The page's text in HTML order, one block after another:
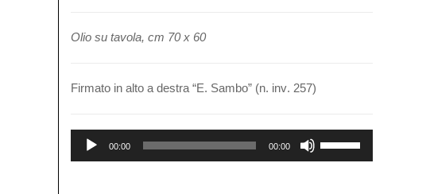
Olio su tavola, cm 70 x 60
Firmato in alto a destra “E. Sambo” (n. inv. 257)
Audio
Player
00:00 00:00
Usa
i